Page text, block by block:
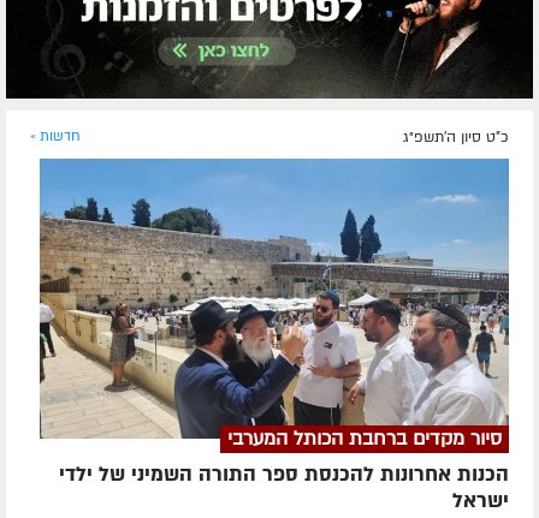
כ"ט סיון ה׳תשפ״ג חדשות »
סיור מקדים ברחבת הכותל המערבי
הכנות אחרונות להכנסת ספר התורה השמיני של ילדי
ישראל